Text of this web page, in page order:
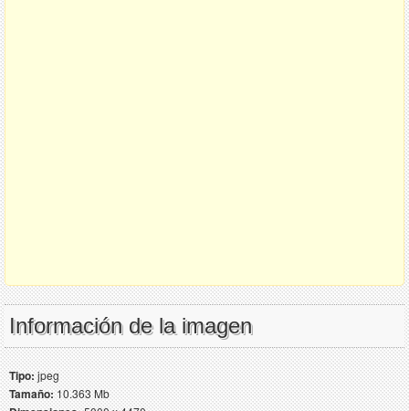
Información de la imagen
Tipo:jpeg
Tamaño:10.363 Mb